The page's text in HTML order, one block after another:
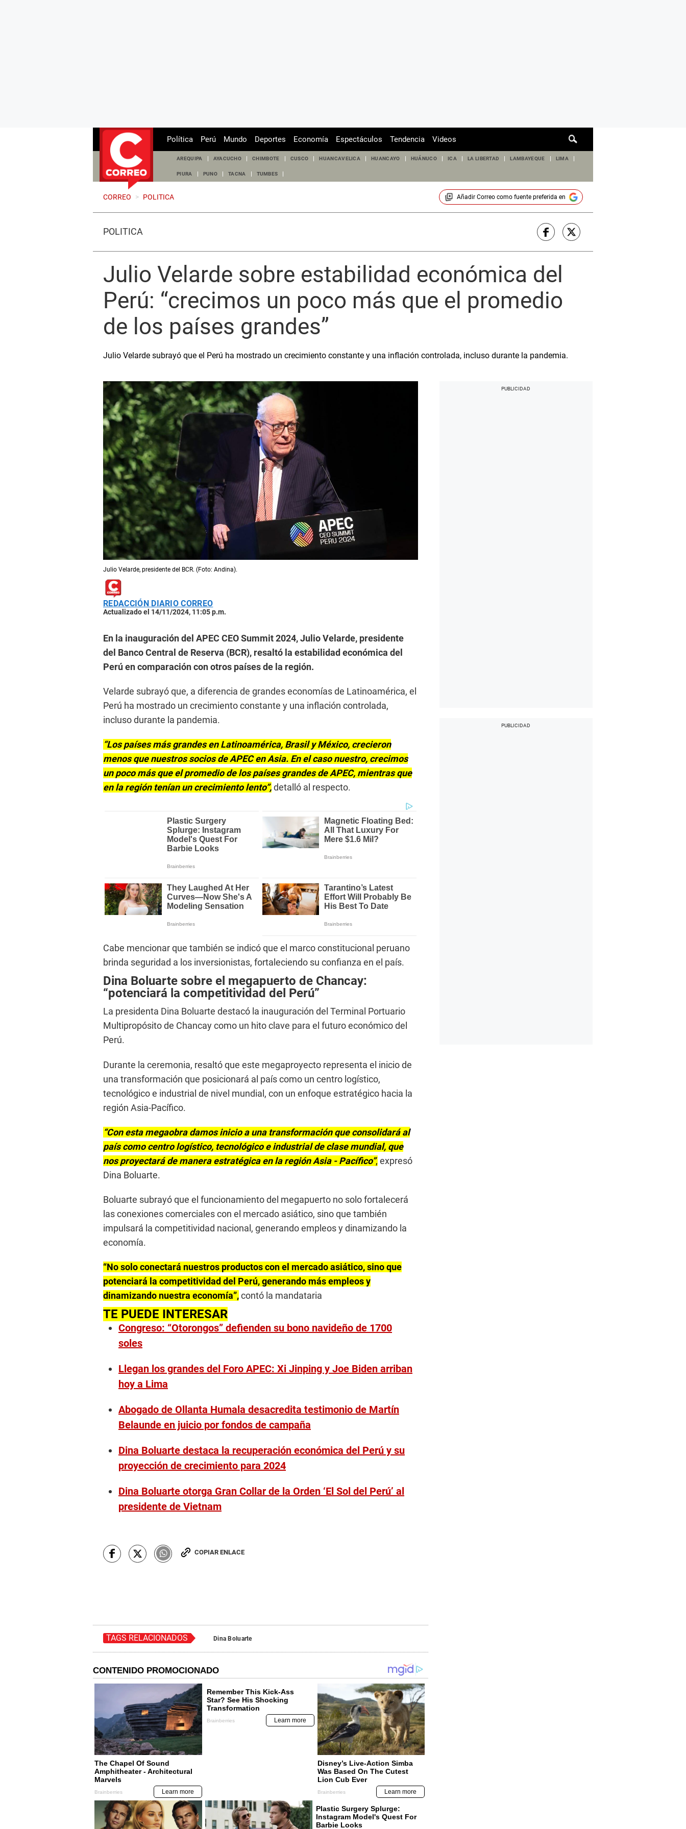
de
Política Perú Mundo Deportes Economía Espectáculos Tendencia Videos
AREQUIPA AYACUCHO CHIMBOTE CUSCO HUANCAVELICA HUANCAYO HUÁNUCO ICA LA LIBERTAD LAMBAYEQUE LIMA
PIURA PUNO TACNA TUMBES
CORREO > POLITICA Añadir Correocomo fuente preferida en
POLÍTICA
Julio Velarde sobre estabilidad económica del
Perú: “crecimos un poco más que el promedio
de los países grandes”
Julio Velarde subrayó que el Perú ha mostrado un crecimiento constante y una inflación controlada, incluso durante la pandemia.
Julio Velarde, presidente del BCR. (Foto: Andina).
REDACCIÓN DIARIO CORREO
Actualizado el 14/11/2024, 11:05 p.m.
En la inauguración del APEC CEO Summit 2024, Julio Velarde, presidente
del Banco Central de Reserva (BCR), resaltó la estabilidad económica del
Perú en comparación con otros países de la región.
Velarde subrayó que, a diferencia de grandes economías de Latinoamérica, el
Perú ha mostrado un crecimiento constante y una inflación controlada,
incluso durante la pandemia.
“Los países más grandes en Latinoamérica, Brasil y México, crecieron
menos que nuestros socios de APEC en Asia. En el caso nuestro, crecimos
un poco más que el promedio de los países grandes de APEC, mientras que
en la región tenían un crecimiento lento”,detalló al respecto.
Cabe mencionar que también se indicó que el marco constitucional peruano
brinda seguridad a los inversionistas, fortaleciendo su confianza en el país.
Dina Boluarte sobre el megapuerto de Chancay:
“potenciará la competitividad del Perú”
La presidenta Dina Boluarte destacó la inauguración del Terminal Portuario
Multipropósito de Chancay como un hito clave para el futuro económico del
Perú.
Durante la ceremonia, resaltó que este megaproyecto representa el inicio de
una transformación que posicionará al país como un centro logístico,
tecnológico e industrial de nivel mundial, con un enfoque estratégico hacia la
región Asia-Pacífico.
“Con esta megaobra damos inicio a una transformación que consolidará al
país como centro logístico, tecnológico e industrial de clase mundial, que
nos proyectará de manera estratégica en la región Asia - Pacífico”, expresó
Dina Boluarte.
Boluarte subrayó que el funcionamiento del megapuerto no solo fortalecerá
las conexiones comerciales con el mercado asiático, sino que también
impulsará la competitividad nacional, generando empleos y dinamizando la
economía.
“No solo conectará nuestros productos con el mercado asiático, sino que
potenciará la competitividad del Perú, generando más empleos y
dinamizando nuestra economía”,contó la mandataria
TE PUEDE INTERESAR
Congreso: “Otorongos” defienden su bono navideño de 1700
soles
Llegan los grandes del Foro APEC: Xi Jinping y Joe Biden arriban
hoy a Lima
Abogado de Ollanta Humala desacredita testimonio de Martín
Belaunde en juicio por fondos de campaña
Dina Boluarte destaca la recuperación económica del Perú y su
proyección de crecimiento para 2024
Dina Boluarte otorga Gran Collar de la Orden ‘El Sol del Perú’ al
presidente de Vietnam
COPIAR ENLACE
TAGS RELACIONADOS Dina Boluarte